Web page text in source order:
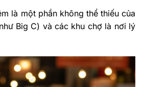
là một phần không thể thiếu của
Big C) và các khu chợ là nơi lý